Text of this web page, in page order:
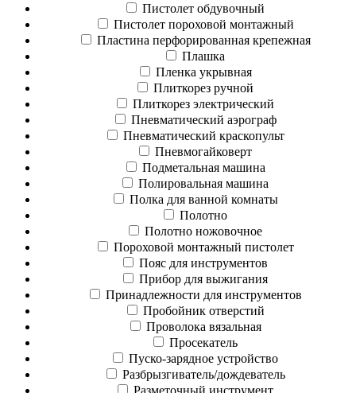
Пистолет обдувочный
Пистолет пороховой монтажный
Пластина перфорированная крепежная
Плашка
Пленка укрывная
Плиткорез ручной
Плиткорез электрический
Пневматический аэрограф
Пневматический краскопульт
Пневмогайковерт
Подметальная машина
Полировальная машина
Полка для ванной комнаты
Полотно
Полотно ножовочное
Пороховой монтажный пистолет
Пояс для инструментов
Прибор для выжигания
Принадлежности для инструментов
Пробойник отверстий
Проволока вязальная
Просекатель
Пуско-зарядное устройство
Разбрызгиватель/дождеватель
Разметочный инструмент